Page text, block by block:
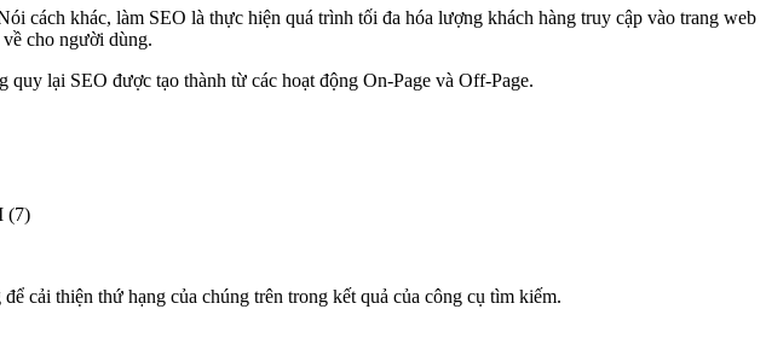
cách khác, làm SEO là thực hiện quá trình tối đa hóa lượng khách hàng truy cập vào trang web
cho người dùng.
lại SEO được tạo thành từ các hoạt động On-Page và Off-Page.
cải thiện thứ hạng của chúng trên trong kết quả của công cụ tìm kiếm.